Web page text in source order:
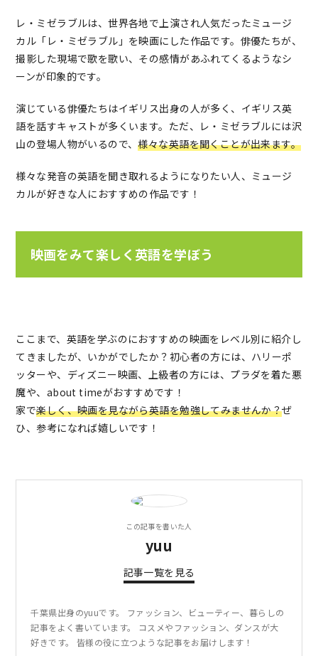
レ・ミゼラブルは、世界各地で上演され人気だったミュージ
カル「レ・ミゼラブル」を映画にした作品です。俳優たちが、
撮影した現場で歌を歌い、その感情があふれてくるようなシ
ーンが印象的です。
演じている俳優たちはイギリス出身の人が多く、イギリス英
語を話すキャストが多くいます。ただ、レ・ミゼラブルには沢
山の登場人物がいるので、様々な英語を聞くことが出来ます。
様々な発音の英語を聞き取れるようになりたい人、ミュージ
カルが好きな人におすすめの作品です！
映画をみて楽しく英語を学ぼう
ここまで、英語を学ぶのにおすすめの映画をレベル別に紹介し
てきましたが、いかがでしたか？初心者の方には、ハリーポ
ッターや、ディズニー映画、上級者の方には、プラダを着た悪
魔や、about timeがおすすめです！
家で楽しく、映画を見ながら英語を勉強してみませんか？ぜ
ひ、参考になれば嬉しいです！
この記事を書いた人
yuu
記事一覧を見る
千葉県出身のyuuです。 ファッション、ビューティー、暮らしの
記事をよく書いています。 コスメやファッション、ダンスが大
好きです。 皆様の役に立つような記事をお届けします！